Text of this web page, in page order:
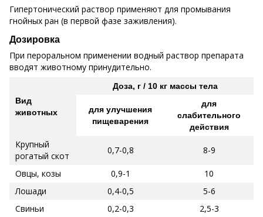
Гипертонический раствор применяют для промывания
гнойных ран (в первой фазе заживления).
Дозировка
При пероральном применении водный раствор препарата
вводят животному принудительно.
Вид
животных
Доза, г / 10 кг массы тела
для улучшения
пищеварения
для
слабительного
действия
Крупный
рогатый скот
0,7-0,8 8-9
Овцы, козы 0,9-1
10
Лошади
0,4-0,5
5-6
Свиньи
0,2-0,3 2,5-3